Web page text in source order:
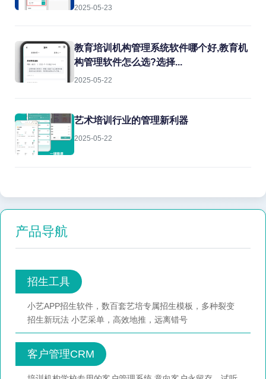
2025-05-23
教育培训机构管理系统软件哪个好,教育机
构管理软件怎么选?选择...
2025-05-22
艺术培训行业的管理新利器
2025-05-22
产品导航
招生工具
小艺APP招生软件，数百套艺培专属招生模板，多种裂变
招生新玩法 小艺采单，高效地推，远离错号
客户管理CRM